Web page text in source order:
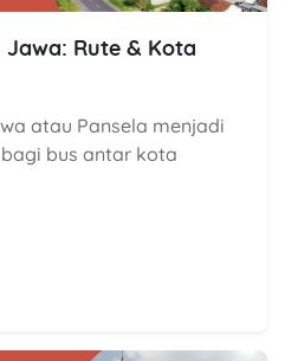
Rute & Kota
atau Pansela menjadi
bus antar kota